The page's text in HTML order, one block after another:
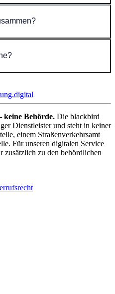
keine Behörde. Die blackbird
Dienstleister und steht in keiner
einem Straßenverkehrsamt
Für unseren digitalen Service
zusätzlich zu den behördlichen